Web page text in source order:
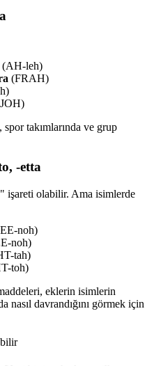
(AH-leh)
(FRAH)
takımlarında ve grup
-etta
işareti olabilir. Ama isimlerde
noh)
noh)
tah)
toh)
eklerin isimlerin
nasıl davrandığını görmek için